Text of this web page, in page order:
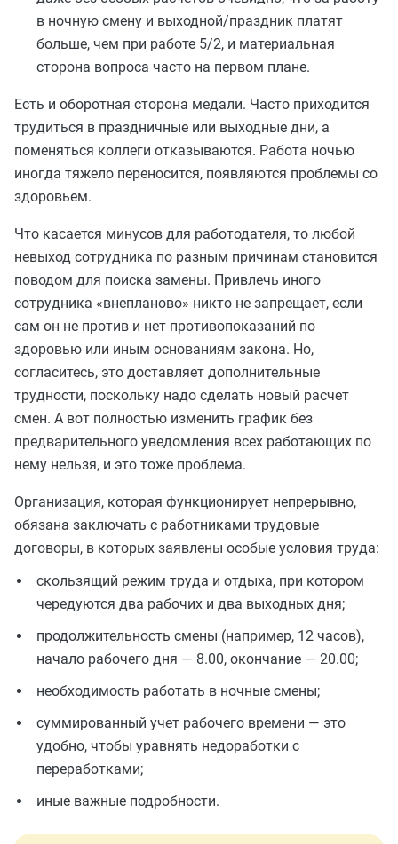
в ночную смену и выходной/праздник платят
больше, чем при работе 5/2, и материальная
сторона вопроса часто на первом плане.
Есть и оборотная сторона медали. Часто приходится
трудиться в праздничные или выходные дни, а
поменяться коллеги отказываются. Работа ночью
иногда тяжело переносится, появляются проблемы со
здоровьем.
Что касается минусов для работодателя, то любой
невыход сотрудника по разным причинам становится
поводом для поиска замены. Привлечь иного
сотрудника «внепланово» никто не запрещает, если
сам он не против и нет противопоказаний по
здоровью или иным основаниям закона. Но,
согласитесь, это доставляет дополнительные
трудности, поскольку надо сделать новый расчет
смен. А вот полностью изменить график без
предварительного уведомления всех работающих по
нему нельзя, и это тоже проблема.
Организация, которая функционирует непрерывно,
обязана заключать с работниками трудовые
договоры, в которых заявлены особые условия труда:
скользящий режим труда и отдыха, при котором
чередуются два рабочих и два выходных дня;
продолжительность смены (например, 12 часов),
начало рабочего дня — 8.00, окончание — 20.00;
необходимость работать в ночные смены;
суммированный учет рабочего времени — это
удобно, чтобы уравнять недоработки с
переработками;
иные важные подробности.